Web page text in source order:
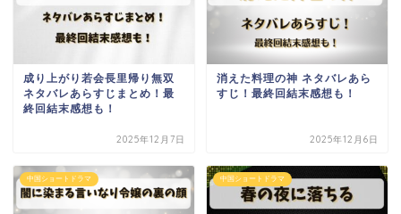
成り上がり若会長里帰り無双
ネタバレあらすじまとめ！最
終回結末感想も！
2025年12月7日
消えた料理の神 ネタバレあら
すじ！最終回結末感想も！
2025年12月6日
中国ショートドラマ 中国ショートドラマ